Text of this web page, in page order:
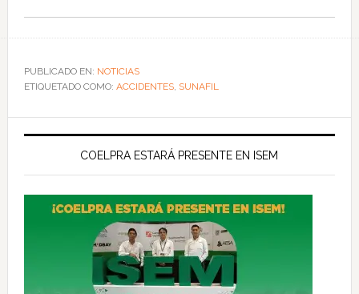
PUBLICADO EN: NOTICIAS
ETIQUETADO COMO: ACCIDENTES, SUNAFIL
COELPRA ESTARÁ PRESENTE EN ISEM